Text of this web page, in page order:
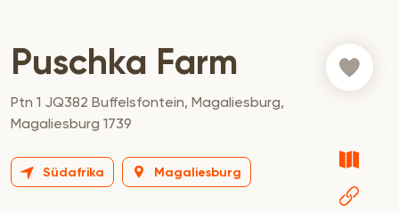
Puschka Farm
Ptn 1 JQ382 Buffelsfontein, Magaliesburg,
Magaliesburg 1739
Südafrika Magaliesburg